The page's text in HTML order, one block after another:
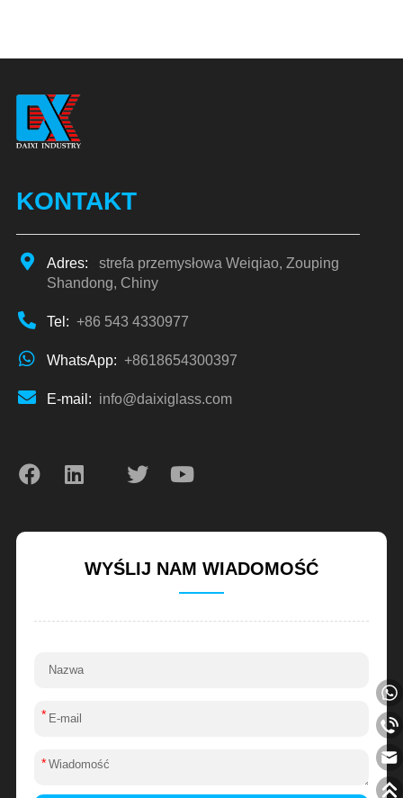
KONTAKT
Adres:
strefa przemysłowa Weiqiao, Zouping
Shandong, Chiny
Tel: +86 543 4330977
WhatsApp: +8618654300397
E-mail: info@daixiglass.com
WYŚLIJ NAM WIADOMOŚĆ
*
*